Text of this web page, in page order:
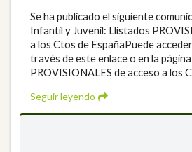
Se ha publicado el siguiente
Infantil y Juvenil: Llistados
a los Ctos de EspañaPuede
través de este enlace o en la
PROVISIONALES de acceso a los
Seguir leyendo